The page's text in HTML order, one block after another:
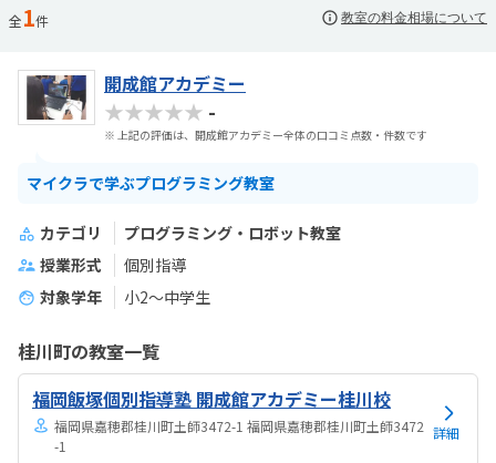
全1件 教室の料金相場について
開成館アカデミー
★★★★★ -
※ 上記の評価は、開成館アカデミー全体の口コミ点数・件数です
マイクラで学ぶプログラミング教室
カテゴリ
プログラミング・ロボット教室
授業形式
個別指導
対象学年
小2～中学生
桂川町の教室一覧
福岡飯塚個別指導塾 開成館アカデミー桂川校
福岡県嘉穂郡桂川町土師3472-1 福岡県嘉穂郡桂川町土師3472
-1
詳細